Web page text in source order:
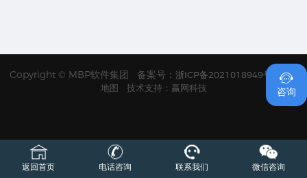
Copyright © MBP软件集团 备案号： 浙ICP备2021018949号
网站
地图
技术支持：赢网科技

咨询
返回首页 电话咨询 联系我们 微信咨询